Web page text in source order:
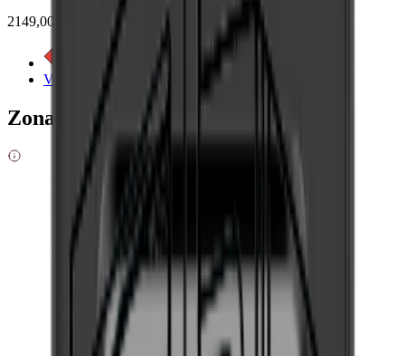
2149,00 €
Ver etiqueta energética
Ver detalles del producto
Zonas de enfriamiento